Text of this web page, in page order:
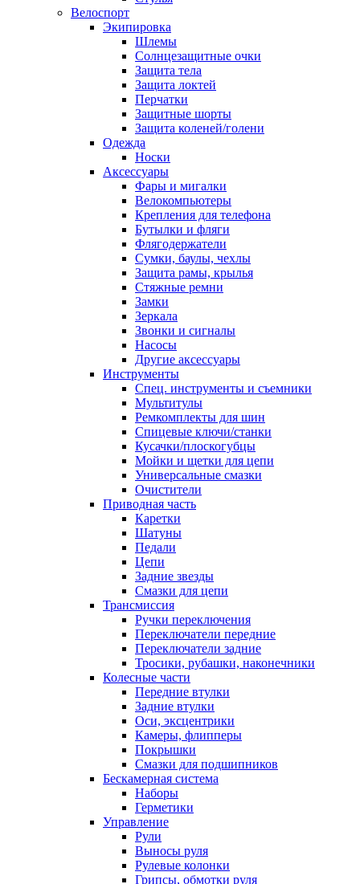
Велоспорт
Экипировка
Шлемы
Солнцезащитные очки
Защита тела
Защита локтей
Перчатки
Защитные шорты
Защита коленей/голени
Одежда
Носки
Аксессуары
Фары и мигалки
Велокомпьютеры
Крепления для телефона
Бутылки и фляги
Флягодержатели
Сумки, баулы, чехлы
Защита рамы, крылья
Стяжные ремни
Замки
Зеркала
Звонки и сигналы
Насосы
Другие аксессуары
Инструменты
Спец. инструменты и съемники
Мультитулы
Ремкомплекты для шин
Спицевые ключи/станки
Кусачки/плоскогубцы
Мойки и щетки для цепи
Универсальные смазки
Очистители
Приводная часть
Каретки
Шатуны
Педали
Цепи
Задние звезды
Смазки для цепи
Трансмиссия
Ручки переключения
Переключатели передние
Переключатели задние
Тросики, рубашки, наконечники
Колесные части
Передние втулки
Задние втулки
Оси, эксцентрики
Камеры, флипперы
Покрышки
Смазки для подшипников
Бескамерная система
Наборы
Герметики
Управление
Рули
Выносы руля
Рулевые колонки
Грипсы, обмотки руля